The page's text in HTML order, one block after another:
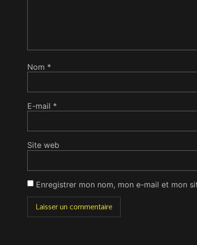
Nom *
E-mail *
Site web
Enregistrer mon nom, mon e-mail et mon